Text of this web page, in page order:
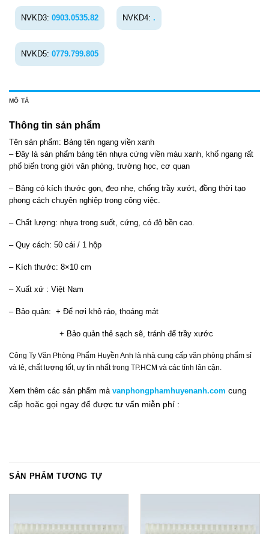
NVKD3: 0903.0535.82 NVKD4: .
NVKD5: 0779.799.805
MÔ TẢ
Thông tin sản phẩm
Tên sản phẩm: Bảng tên ngang viền xanh
– Đây là sản phẩm bảng tên nhựa cứng viền màu xanh, khổ ngang rất
phổ biến trong giới văn phòng, trường học, cơ quan
– Bảng có kích thước gọn, đeo nhẹ, chống trầy xướt, đồng thời tạo
phong cách chuyên nghiệp trong công việc.
– Chất lượng: nhựa trong suốt, cứng, có độ bền cao.
– Quy cách: 50 cái / 1 hộp
– Kích thước: 8×10 cm
– Xuất xứ : Việt Nam
– Bảo quản: + Để nơi khô ráo, thoáng mát
+ Bảo quản thẻ sạch sẽ, tránh để trầy xước
Công Ty Văn Phòng Phẩm Huyền Anh là nhà cung cấp văn phòng phẩm sỉ
và lẻ, chất lượng tốt, uy tín nhất trong TP.HCM và các tỉnh lân cận.
Xem thêm các sản phẩm mà vanphongphamhuyenanh.com cung
cấp hoăc gọi ngay để được tư vấn miễn phí :
SẢN PHẨM TƯƠNG TỰ